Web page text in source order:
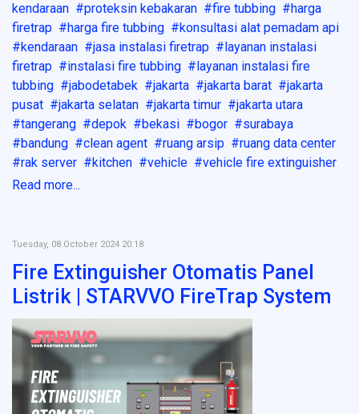
kendaraan
proteksin kebakaran fire tubbing
harga
firetrap
harga fire tubbing
konsultasi alat pemadam api
kendaraan
jasa instalasi firetrap
layanan instalasi
firetrap
instalasi fire tubbing
layanan instalasi fire
tubbing
jabodetabek jakarta jakarta barat
jakarta
pusat
jakarta selatan jakarta timur
jakarta utara
tangerang
depok bekasi bogor
surabaya
bandung
clean agent ruang arsip
ruang data center
rak server
kitchen vehicle
vehicle fire extinguisher
Read more...
Tuesday, 08 October 2024 20:18
Fire Extinguisher Otomatis Panel
Listrik | STARVVO FireTrap System